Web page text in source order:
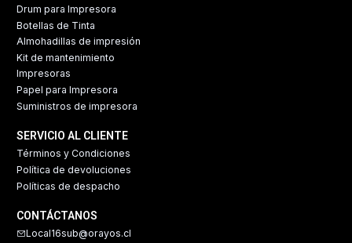
Drum para Impresora
Botellas de Tinta
Almohadillas de impresión
Kit de mantenimiento
Impresoras
Papel para Impresora
Suministros de impresora
SERVICIO AL CLIENTE
Términos y Condiciones
Política de devoluciones
Políticas de despacho
CONTÁCTANOS
Local16sub@orayos.cl